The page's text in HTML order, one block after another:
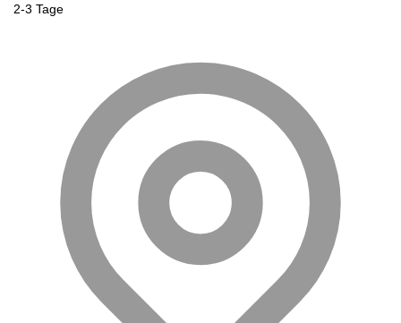
2-3 Tage